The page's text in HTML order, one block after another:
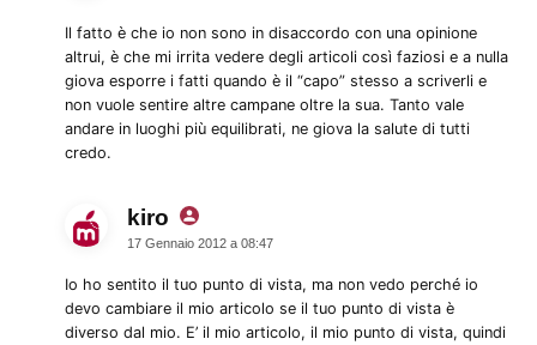
Il fatto è che io non sono in disaccordo con una opinione
altrui, è che mi irrita vedere degli articoli così faziosi e a nulla
giova esporre i fatti quando è il “capo” stesso a scriverli e
non vuole sentire altre campane oltre la sua. Tanto vale
andare in luoghi più equilibrati, ne giova la salute di tutti
credo.
kiro dice:
17 Gennaio 2012 a 08:47
Io ho sentito il tuo punto di vista, ma non vedo perché io
devo cambiare il mio articolo se il tuo punto di vista è
diverso dal mio. E’ il mio articolo, il mio punto di vista, quindi